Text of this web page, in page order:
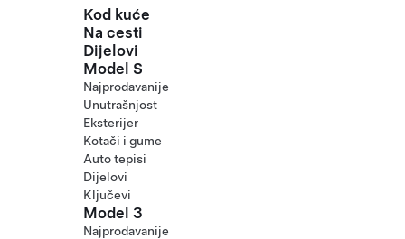
Prijeđite na glavni sadržaj
Kod kuće
Na cesti
Dijelovi
Model S
Najprodavanije
Unutrašnjost
Eksterijer
Kotači i gume
Auto tepisi
Dijelovi
Ključevi
Model 3
Najprodavanije